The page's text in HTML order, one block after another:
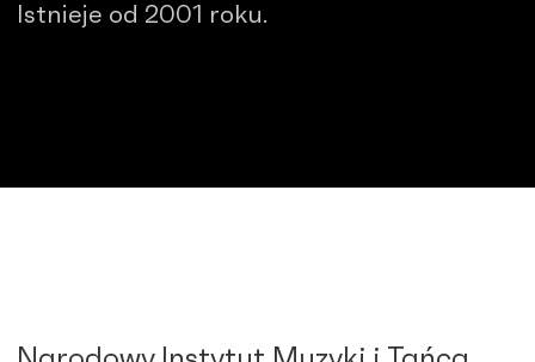
Istnieje od 2001 roku.